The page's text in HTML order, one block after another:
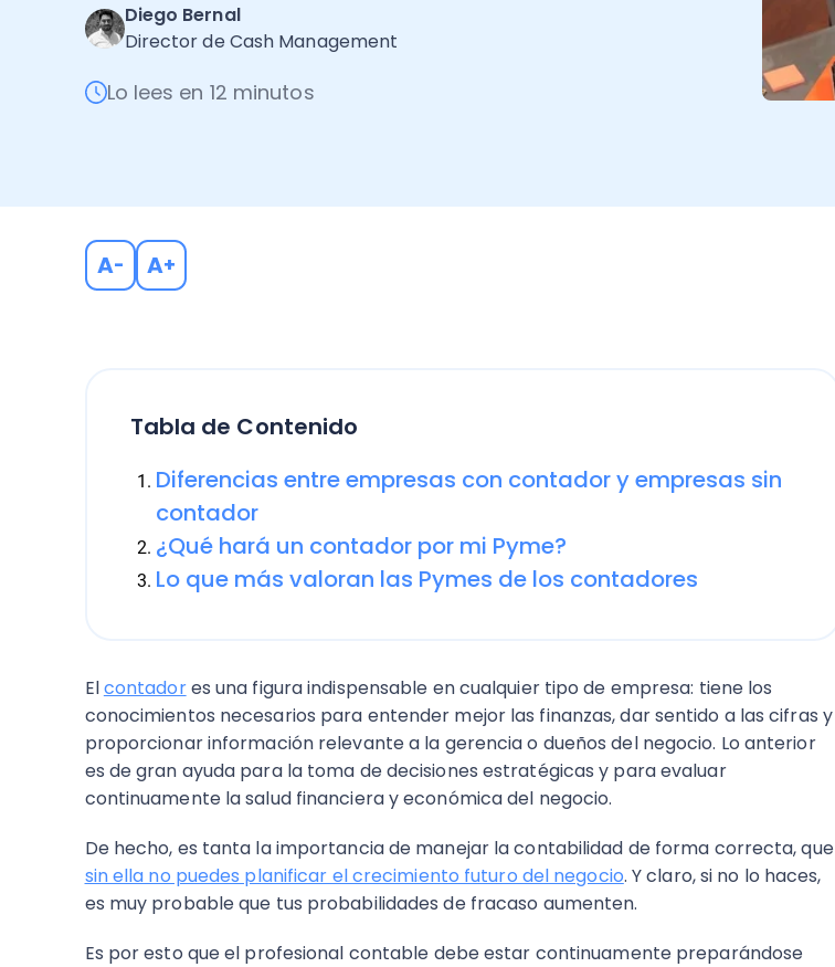
Diego Bernal
Director de Cash Management
Lo lees en 12 minutos
A- A+
Tabla de Contenido
Diferencias entre empresas con contador y empresas sin
contador
¿Qué hará un contador por mi Pyme?
Lo que más valoran las Pymes de los contadores
Elcontadores una figura indispensable en cualquier tipo de empresa: tiene los
conocimientos necesarios para entender mejor las finanzas, dar sentido a las cifras y
proporcionar información relevante a la gerencia o dueños del negocio. Lo anterior
es de gran ayuda para la toma de decisiones estratégicas y para evaluar
continuamente la salud financiera y económica del negocio.
De hecho, es tanta la importancia de manejar la contabilidad de forma correcta, que
sin ella no puedes planificar el crecimiento futuro del negocio. Y claro, si no lo haces,
es muy probable que tus probabilidades de fracaso aumenten.
Es por esto que el profesional contable debe estar continuamente preparándose